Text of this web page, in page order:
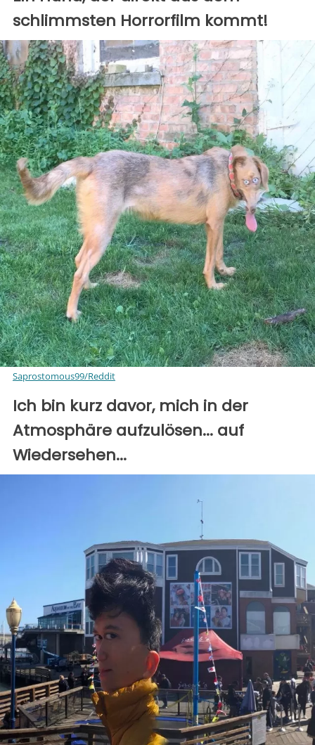
schlimmsten Horrorfilm kommt!
Saprostomous99/Reddit
Ich bin kurz davor, mich in der
Atmosphäre aufzulösen... auf
Wiedersehen...